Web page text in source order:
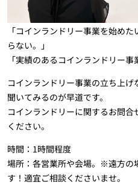
「コインランドリー事業を始め
らない。」
「実績のあるコインランドリー
コインランドリー事業の立ち上
聞いてみるのが早道です。
コインランドリーに関するお問
ください。
時間：1時間程度
場所：各営業所や会場。※遠方の
す！適宜ご相談くださいませ。